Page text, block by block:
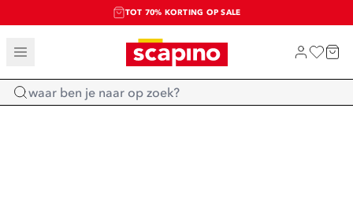
TOT 70% KORTING OP SALE
SALE: LAATSTE KANS!
SHOP NIEUW
Home